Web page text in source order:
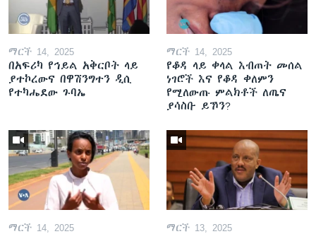
ማርች 14, 2025
በአፍሪካ የኅይል አቅርቦት ላይ
ያተኮረውና በዋሽንግተን ዲሲ
የተካሔደው ጉባኤ
ማርች 14, 2025
የቆዳ ላይ ቀላል እብጠት መሰል
ነገሮች እና የቆዳ ቀለምን
የሚለውጡ ምልክቶች ለጤና
ያሳስቡ ይኾን?
ማርች 14, 2025 ማርች 13, 2025